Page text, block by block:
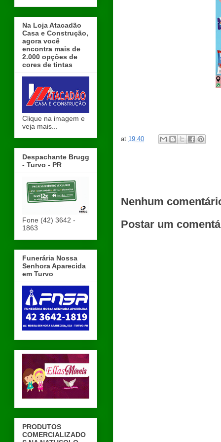
at 19:40
Nenhum
Postar um
Na Loja Atacadão
Casa e Construção,
agora você
encontra mais de
2.000 opções de
cores de tintas
Clique na imagem e
veja mais...
Despachante Brugg
- Turvo - PR
Fone (42) 3642 -
1863
Funerária Nossa
Senhora Aparecida
em Turvo
PRODUTOS
COMERCIALIZADO